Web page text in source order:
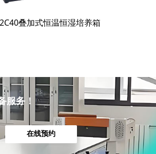
叠加式恒温恒湿培养箱
服务！
在线预约